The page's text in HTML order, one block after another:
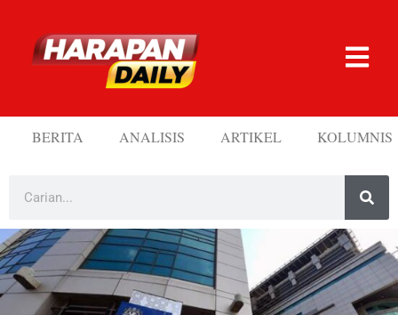
BERITA ANALISIS ARTIKEL KOLUMNIS